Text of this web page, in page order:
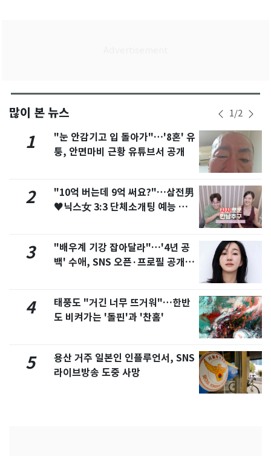
많이 본 뉴스 1/2
1
"눈 안감기고 입 돌아가"…'8혼' 유
퉁, 안면마비 근황 유튜브서 공개
2
"10억 버는데 9억 써요?"…삼전男
♥닉스女 3:3 단체소개팅 예능 화
3
"배우계 기강 잡아달라"…'4년 공
백' 수애, SNS 오픈·프로필 공개
4
태풍도 "거긴 너무 뜨거워"…한반
도 비켜가는 '돌핀'과 '찬홈'
5
용산 거주 일본인 인플루언서, SNS
라이브방송 도중 사망